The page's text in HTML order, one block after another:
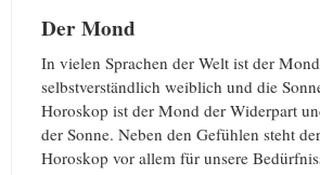
Der Mond
In vielen Sprachen der Welt ist der
selbstverständlich weiblich und die
Horoskop ist der Mond der Widerpart
der Sonne. Neben den Gefühlen steht
Horoskop vor allem für unsere